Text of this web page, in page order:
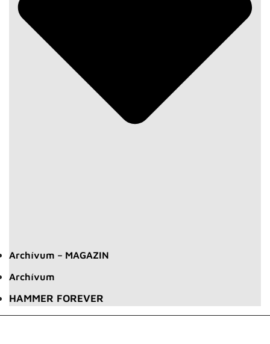
Archívum – MAGAZIN
Archívum
HAMMER FOREVER